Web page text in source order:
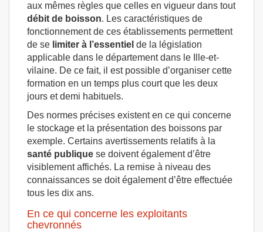
aux mêmes règles que celles en vigueur dans tout
débit de boisson. Les caractéristiques de
fonctionnement de ces établissements permettent
de se limiter à l’essentiel de la législation
applicable dans le département dans le Ille-et-
vilaine. De ce fait, il est possible d’organiser cette
formation en un temps plus court que les deux
jours et demi habituels.
Des normes précises existent en ce qui concerne
le stockage et la présentation des boissons par
exemple. Certains avertissements relatifs à la
santé publique se doivent également d’être
visiblement affichés. La remise à niveau des
connaissances se doit également d’être effectuée
tous les dix ans.
En ce qui concerne les exploitants
chevronnés